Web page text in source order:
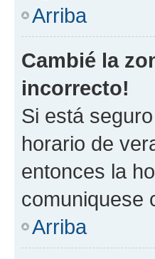
Arriba
Cambié la
incorrecto!
Si está
horario de
entonces la
comuniquese
Arriba